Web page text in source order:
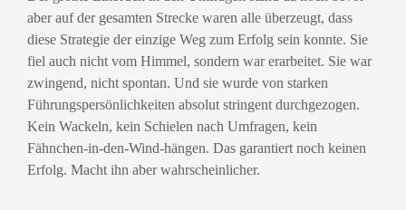
aber auf der gesamten Strecke waren alle überzeugt, dass
diese Strategie der einzige Weg zum Erfolg sein konnte. Sie
fiel auch nicht vom Himmel, sondern war erarbeitet. Sie war
zwingend, nicht spontan. Und sie wurde von starken
Führungspersönlichkeiten absolut stringent durchgezogen.
Kein Wackeln, kein Schielen nach Umfragen, kein
Fähnchen-in-den-Wind-hängen. Das garantiert noch keinen
Erfolg. Macht ihn aber wahrscheinlicher.